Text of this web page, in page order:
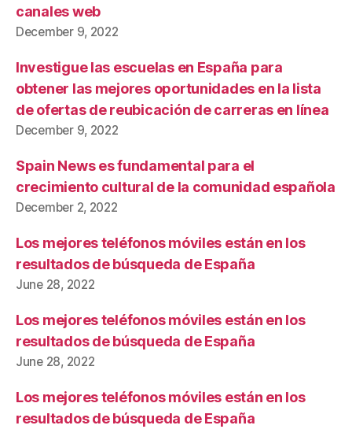
canales web
December 9, 2022
Investigue las escuelas en España para
obtener las mejores oportunidades en la lista
de ofertas de reubicación de carreras en línea
December 9, 2022
Spain News es fundamental para el
crecimiento cultural de la comunidad española
December 2, 2022
Los mejores teléfonos móviles están en los
resultados de búsqueda de España
June 28, 2022
Los mejores teléfonos móviles están en los
resultados de búsqueda de España
June 28, 2022
Los mejores teléfonos móviles están en los
resultados de búsqueda de España